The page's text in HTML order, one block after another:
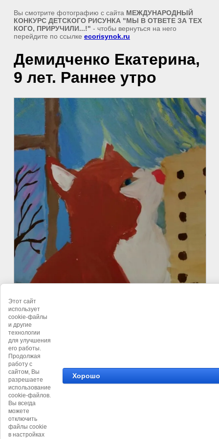
Вы смотрите фотографию с сайта МЕЖДУНАРОДНЫЙ
КОНКУРС ДЕТСКОГО РИСУНКА "МЫ В ОТВЕТЕ ЗА ТЕХ
КОГО, ПРИРУЧИЛИ...!" - чтобы вернуться на него
перейдите по ссылке ecorisynok.ru
Демидченко Екатерина,
9 лет. Раннее утро
Этот сайт
использует
cookie-файлы
и другие
технологии
для улучшения
его работы.
Продолжая
работу с
сайтом, Вы
разрешаете
использование
cookie-файлов.
Вы всегда
можете
отключить
файлы cookie
в настройках
Хорошо